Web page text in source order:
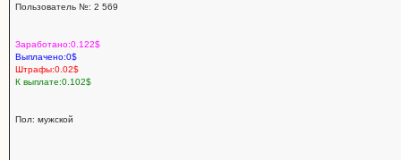
Пользователь №: 2 569
Заработано:0.122$
Выплачено:0$
Штрафы:0.02$
К выплате:0.102$
Пол: мужской